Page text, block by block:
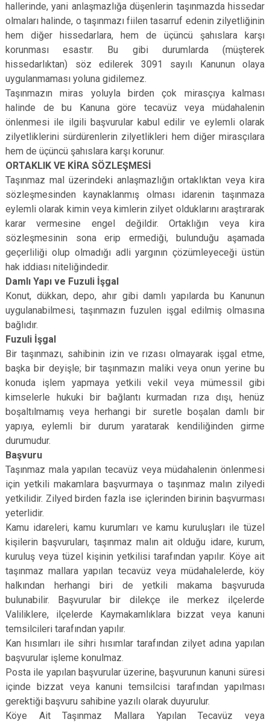
hallerinde, yani anlaşmazlığa düşenlerin taşınmazda hissedar
olmaları halinde, o taşınmazı fiilen tasarruf edenin zilyetliğinin
hem diğer hissedarlara, hem de üçüncü şahıslara karşı
korunması esastır. Bu gibi durumlarda (müşterek
hissedarlıktan) söz edilerek 3091 sayılı Kanunun olaya
uygulanmaması yoluna gidilemez.
Taşınmazın miras yoluyla birden çok mirasçıya kalması
halinde de bu Kanuna göre tecavüz veya müdahalenin
önlenmesi ile ilgili başvurular kabul edilir ve eylemli olarak
zilyetliklerini sürdürenlerin zilyetlikleri hem diğer mirasçılara
hem de üçüncü şahıslara karşı korunur.
ORTAKLIK VE KİRA SÖZLEŞMESİ
Taşınmaz mal üzerindeki anlaşmazlığın ortaklıktan veya kira
sözleşmesinden kaynaklanmış olması idarenin taşınmaza
eylemli olarak kimin veya kimlerin zilyet olduklarını araştırarak
karar vermesine engel değildir. Ortaklığın veya kira
sözleşmesinin sona erip ermediği, bulunduğu aşamada
geçerliliği olup olmadığı adli yargının çözümleyeceği üstün
hak iddiası niteliğindedir.
Damlı Yapı ve Fuzuli İşgal
Konut, dükkan, depo, ahır gibi damlı yapılarda bu Kanunun
uygulanabilmesi, taşınmazın fuzulen işgal edilmiş olmasına
bağlıdır.
Fuzuli İşgal
Bir taşınmazı, sahibinin izin ve rızası olmayarak işgal etme,
başka bir deyişle; bir taşınmazın maliki veya onun yerine bu
konuda işlem yapmaya yetkili vekil veya mümessil gibi
kimselerle hukuki bir bağlantı kurmadan rıza dışı, henüz
boşaltılmamış veya herhangi bir suretle boşalan damlı bir
yapıya, eylemli bir durum yaratarak kendiliğinden girme
durumudur.
Başvuru
Taşınmaz mala yapılan tecavüz veya müdahalenin önlenmesi
için yetkili makamlara başvurmaya o taşınmaz malın zilyedi
yetkilidir. Zilyed birden fazla ise içlerinden birinin başvurması
yeterlidir.
Kamu idareleri, kamu kurumları ve kamu kuruluşları ile tüzel
kişilerin başvuruları, taşınmaz malın ait olduğu idare, kurum,
kuruluş veya tüzel kişinin yetkilisi tarafından yapılır. Köye ait
taşınmaz mallara yapılan tecavüz veya müdahalelerde, köy
halkından herhangi biri de yetkili makama başvuruda
bulunabilir. Başvurular bir dilekçe ile merkez ilçelerde
Valiliklere, ilçelerde Kaymakamlıklara bizzat veya kanuni
temsilcileri tarafından yapılır.
Kan hısımları ile sihri hısımlar tarafından zilyet adına yapılan
başvurular işleme konulmaz.
Posta ile yapılan başvurular üzerine, başvurunun kanuni süresi
içinde bizzat veya kanuni temsilcisi tarafından yapılması
gerektiği başvuru sahibine yazılı olarak duyurulur.
Köye Ait Taşınmaz Mallara Yapılan Tecavüz veya